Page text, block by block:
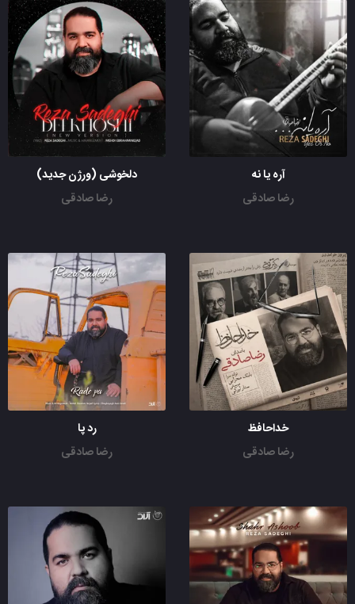
آره یا نه
رضا صادقی
دلخوشی (ورژن جدید)
رضا صادقی
خداحافظ
رضا صادقی
رد پا
رضا صادقی